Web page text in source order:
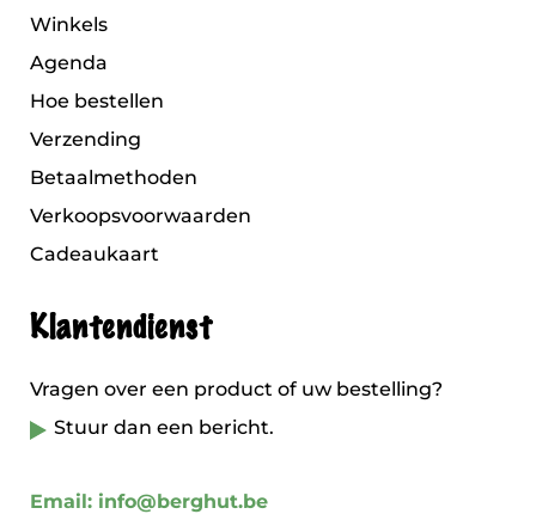
Winkels
Agenda
Hoe bestellen
Verzending
Betaalmethoden
Verkoopsvoorwaarden
Cadeaukaart
Klantendienst
Vragen over een product of uw bestelling?
Stuur dan een bericht.
Email: info@berghut.be